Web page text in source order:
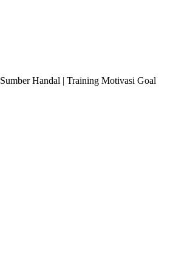
Handal | Training Motivasi Goal